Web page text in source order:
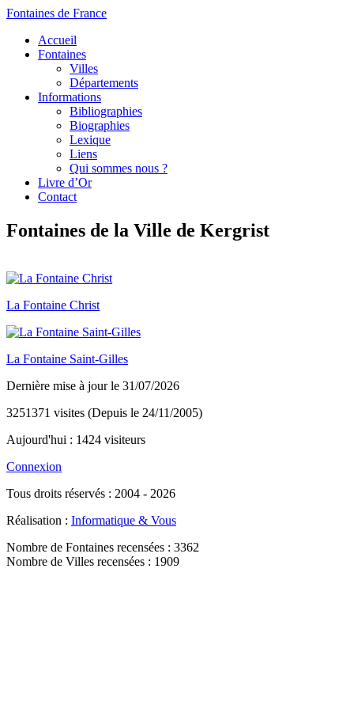
Fontaines de France
Accueil
Fontaines
Villes
Départements
Informations
Bibliographies
Biographies
Lexique
Liens
Qui sommes nous ?
Livre d’Or
Contact
Fontaines de la Ville de Kergrist
La Fontaine Christ
La Fontaine Saint-Gilles
Dernière mise à jour le 31/07/2026
3251371 visites (Depuis le 24/11/2005)
Aujourd'hui : 1424 visiteurs
Connexion
Tous droits réservés : 2004 - 2026
Réalisation : Informatique & Vous
Nombre de Fontaines recensées : 3362
Nombre de Villes recensées : 1909